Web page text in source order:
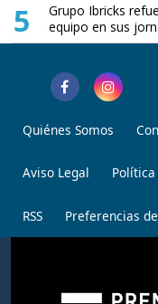
5
Grupo Ibricks
equipo en sus
Quiénes Somos
Aviso Legal
RSS Preferencias